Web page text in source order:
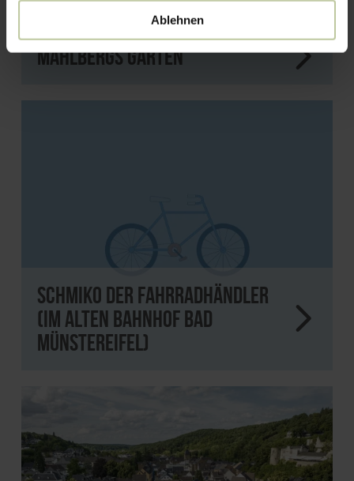
Ablehnen
Mahlbergs Garten
Schmiko Der Fahrradhändler
(im alten Bahnhof Bad
Münstereifel)